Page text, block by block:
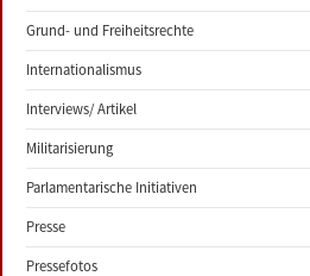
Grund- und Freiheitsrechte
Internationalismus
Interviews/ Artikel
Militarisierung
Parlamentarische Initiativen
Presse
Pressefotos